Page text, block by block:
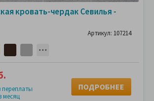
кровать-чердак Севилья -
Артикул: 107214
переплаты
месяц
ПОДРОБНЕЕ